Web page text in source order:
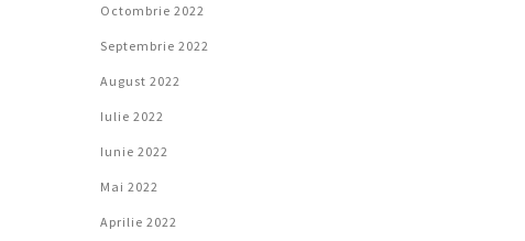
Octombrie 2022
Septembrie 2022
August 2022
Iulie 2022
Iunie 2022
Mai 2022
Aprilie 2022